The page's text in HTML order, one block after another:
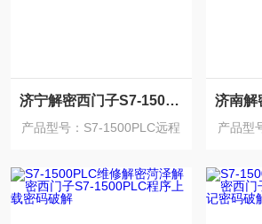
济宁解密西门子S7-1500PLC程序上载密码破解
产品型号：S7-1500PLC远程
产品型